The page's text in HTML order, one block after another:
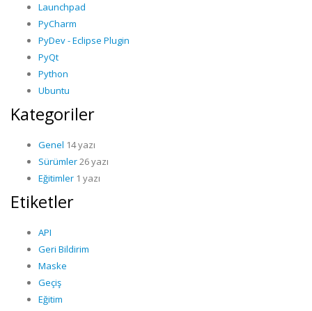
Launchpad
PyCharm
PyDev - Eclipse Plugin
PyQt
Python
Ubuntu
Kategoriler
Genel 14 yazı
Sürümler26 yazı
Eğitimler 1 yazı
Etiketler
API
Geri Bildirim
Maske
Geçiş
Eğitim